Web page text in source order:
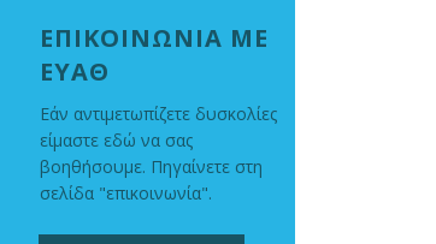
ΕΠΙΚΟΙΝΩΝΙΑ ΜΕ
ΕΥΑΘ
Εάν αντιμετωπίζετε δυσκολίες
είμαστε εδώ να σας
βοηθήσουμε. Πηγαίνετε στη
σελίδα "επικοινωνία".